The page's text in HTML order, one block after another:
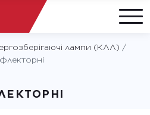
лампи (КЛЛ) /